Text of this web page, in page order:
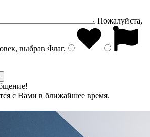
Пожалуйста,
выбрав Флаг.
с Вами в ближайшее время.